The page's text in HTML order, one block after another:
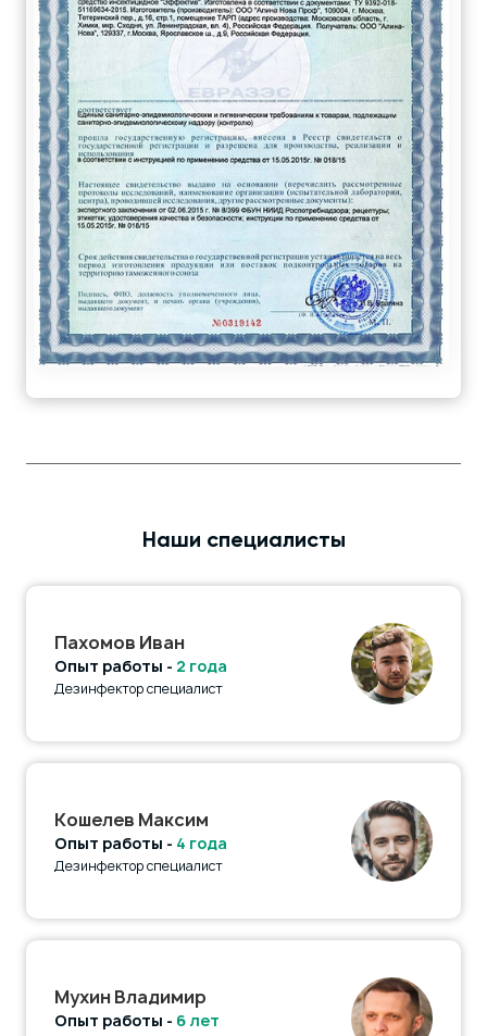
Наши специалисты
Пахомов Иван
Опыт работы - 2 года
Дезинфектор специалист
Кошелев Максим
Опыт работы - 4 года
Дезинфектор специалист
Мухин Владимир
Опыт работы - 6 лет